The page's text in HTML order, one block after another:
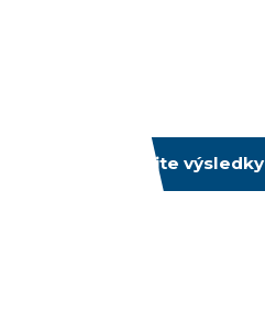
Prozkoumejte výsledky